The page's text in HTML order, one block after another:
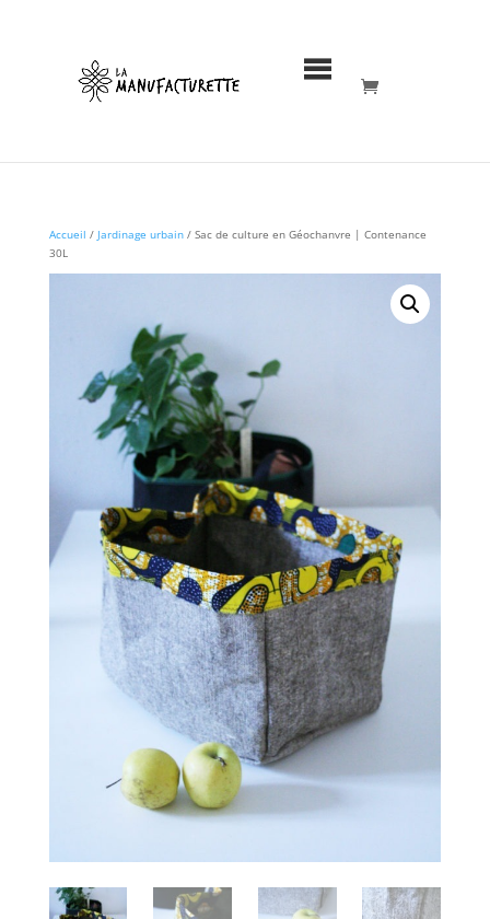
Accueil / Jardinage urbain/ Sac de culture en Géochanvre | Contenance
30L